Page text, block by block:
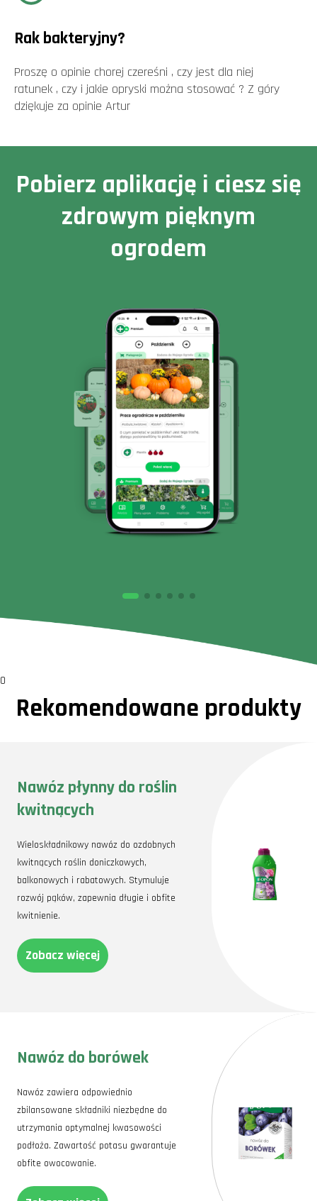
Rak bakteryjny?
Proszę o opinie chorej czereśni , czy jest dla niej
ratunek , czy i jakie opryski można stosować ? Z góry
dziękuje za opinie Artur
Pobierz aplikację i ciesz się
zdrowym pięknym
ogrodem
0
Rekomendowane produkty
Nawóz płynny do roślin
kwitnących
Wieloskładnikowy nawóz do ozdobnych
kwitnących roślin doniczkowych,
balkonowych i rabatowych. Stymuluje
rozwój pąków, zapewnia długie i obfite
kwitnienie.
Zobacz więcej
Nawóz do borówek
Nawóz zawiera odpowiednio
zbilansowane składniki niezbędne do
utrzymania optymalnej kwasowości
podłoża. Zawartość potasu gwarantuje
obfite owocowanie.